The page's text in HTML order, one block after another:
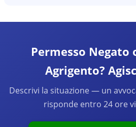
Permesso Negato
Agrigento?
Descrivi la situazione — un
risponde entro 24 ore